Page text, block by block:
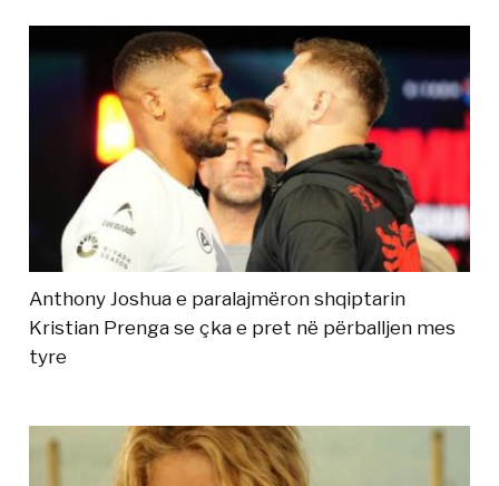
Anthony Joshua e paralajmëron shqiptarin
Kristian Prenga se çka e pret në përballjen mes
tyre